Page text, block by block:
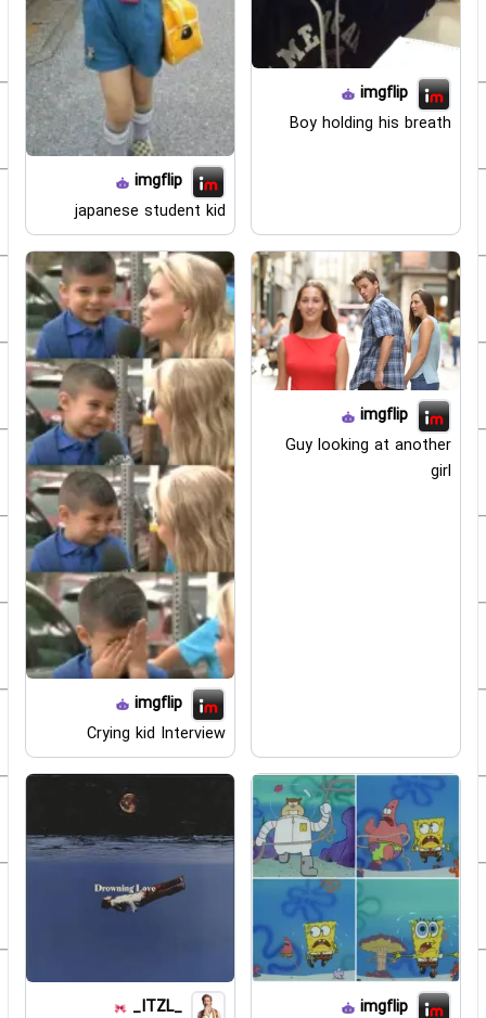
imgflip
Boy holding his breath
imgflip
japanese student kid
imgflip
Guy looking at another
girl
imgflip
Crying kid Interview
imgflip
_ITZL_